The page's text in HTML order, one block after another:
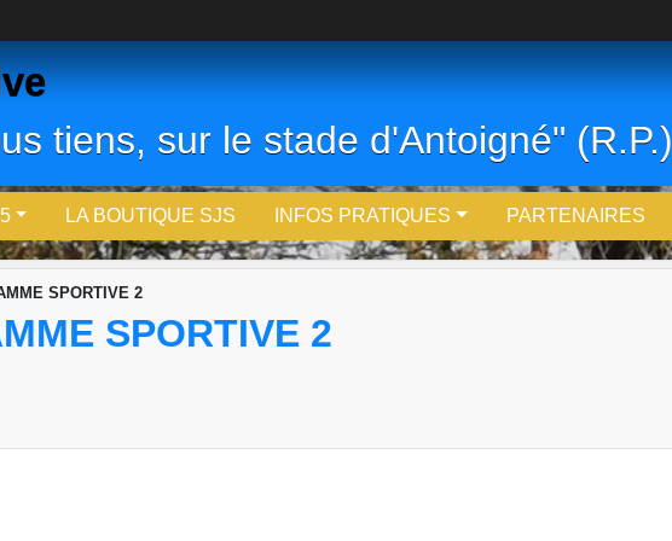
tiens, sur le stade d'Antoigné" (R.P.)
LA BOUTIQUE SJS INFOS PRATIQUES PARTENAIRES
SPORTIVE 2
SPORTIVE 2